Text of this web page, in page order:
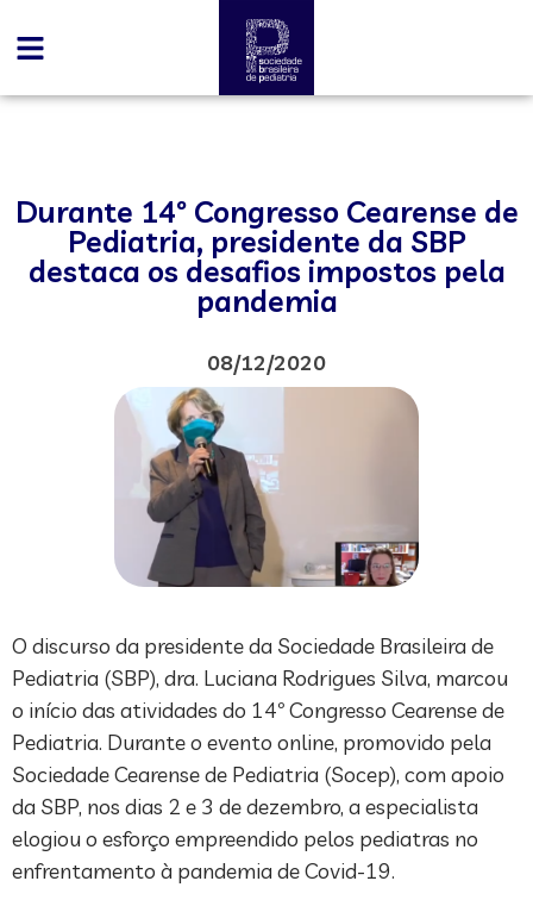
Durante 14º Congresso Cearense de
Pediatria, presidente da SBP
destaca os desafios impostos pela
pandemia
08/12/2020
O discurso da presidente da Sociedade Brasileira de
Pediatria (SBP), dra. Luciana Rodrigues Silva, marcou
o início das atividades do 14º Congresso Cearense de
Pediatria. Durante o evento online, promovido pela
Sociedade Cearense de Pediatria (Socep), com apoio
da SBP, nos dias 2 e 3 de dezembro, a especialista
elogiou o esforço empreendido pelos pediatras no
enfrentamento à pandemia de Covid-19.